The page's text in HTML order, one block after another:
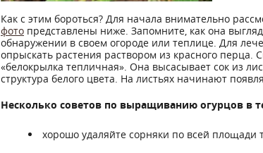
Как с этим бороться? Для начала внимательно
фото представлены ниже. Запомните, как она
обнаружении в своем огороде или теплице. Для
опрыскать растения раствором из красного
«белокрылка тепличная». Она высасывает сок из
структура белого цвета. На листьях начинают
Несколько советов по выращиванию огурцов в
хорошо удаляйте сорняки по всей площади